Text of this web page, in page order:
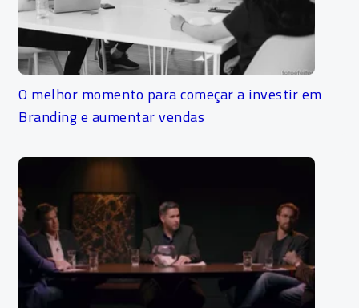
O melhor momento para começar a investir em
Branding e aumentar vendas